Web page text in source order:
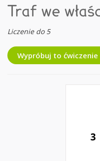
Traf we
Liczenie do 5
Wypróbuj to ćwiczenie